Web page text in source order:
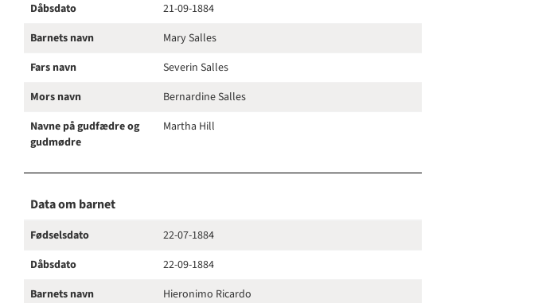
Dåbsdato
21-09-1884
Barnets navn
Mary Salles
Fars navn
Severin Salles
Mors navn
Bernardine Salles
Navne på gudfædre og
gudmødre
Martha Hill
Data om barnet
Fødselsdato
22-07-1884
Dåbsdato
22-09-1884
Barnets navn
Hieronimo Ricardo